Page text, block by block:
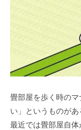
畳部屋を歩く時の
い」というものがあ
最近では畳部屋自